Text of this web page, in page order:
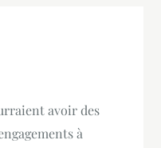
avoir des
à